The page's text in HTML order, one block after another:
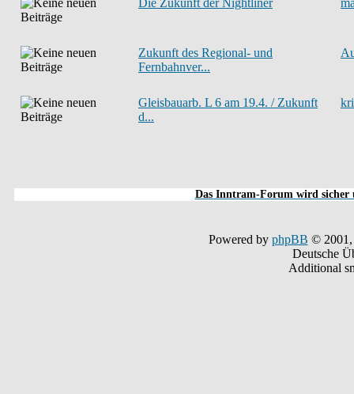
Die Zukunft der Nightliner
Zukunft des Regional- und
Fernbahnver...
Gleisbauarb. L 6 am 19.4. / Zukunft
d...
Das Inntram-Forum wird sicher
Powered by phpBB © 2001,
Deutsche
Additional